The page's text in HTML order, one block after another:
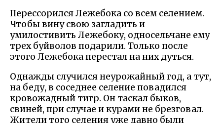
Перессорился Лежебока со всем селением.
Чтобы вину свою загладить и
умилостивить Лежебоку, односельчане ему
трех буйволов подарили. Только после
этого Лежебока перестал на них дуться.
Однажды случился неурожайный год, а тут,
на беду, в соседнее селение повадился
кровожадный тигр. Он таскал быков,
свиней, при случае и курами не брезговал.
Жители того селения уже давно были